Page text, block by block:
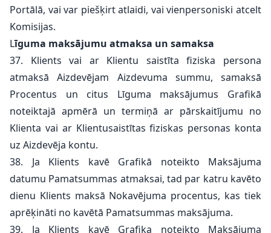
Portālā, vai var piešķirt atlaidi, vai vienpersoniski atcelt
Komisijas.
Līguma maksājumu atmaksa un samaksa
37. Klients vai ar Klientu saistīta fiziska persona
atmaksā Aizdevējam Aizdevuma summu, samaksā
Procentus un citus Līguma maksājumus Grafikā
noteiktajā apmērā un termiņā ar pārskaitījumu no
Klienta vai ar Klientusaistītas fiziskas personas konta
uz Aizdevēja kontu.
38. Ja Klients kavē Grafikā noteikto Maksājuma
datumu Pamatsummas atmaksai, tad par katru kavēto
dienu Klients maksā Nokavējuma procentus, kas tiek
aprēķināti no kavētā Pamatsummas maksājuma.
39. Ja Klients kavē Grafika noteikto Maksājuma